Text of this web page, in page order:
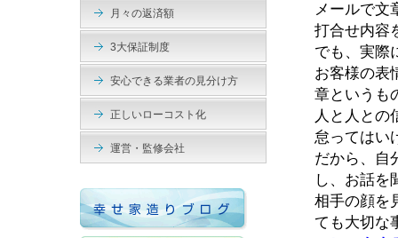
メールで文
打合せ内容
でも、実際
お客様の表
章というも
人と人との
怠ってはい
だから、自
し、お話を
相手の顔を
ても大切な
月々の返済額
3大保証制度
安心できる業者の見分け方
正しいローコスト化
運営・監修会社